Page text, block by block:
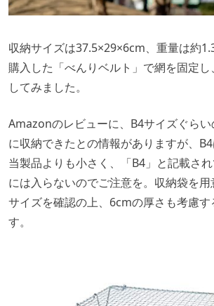
収納サイズは37.5×29×6cm、重量は約
購入した「べんりベルト」で網を固定し
してみました。
Amazonのレビューに、B4サイズぐら
に収納できたとの情報がありますが、
当製品よりも小さく、「B4」と記載さ
には入らないのでご注意を。収納袋を
サイズを確認の上、6cmの厚さも考慮す
す。